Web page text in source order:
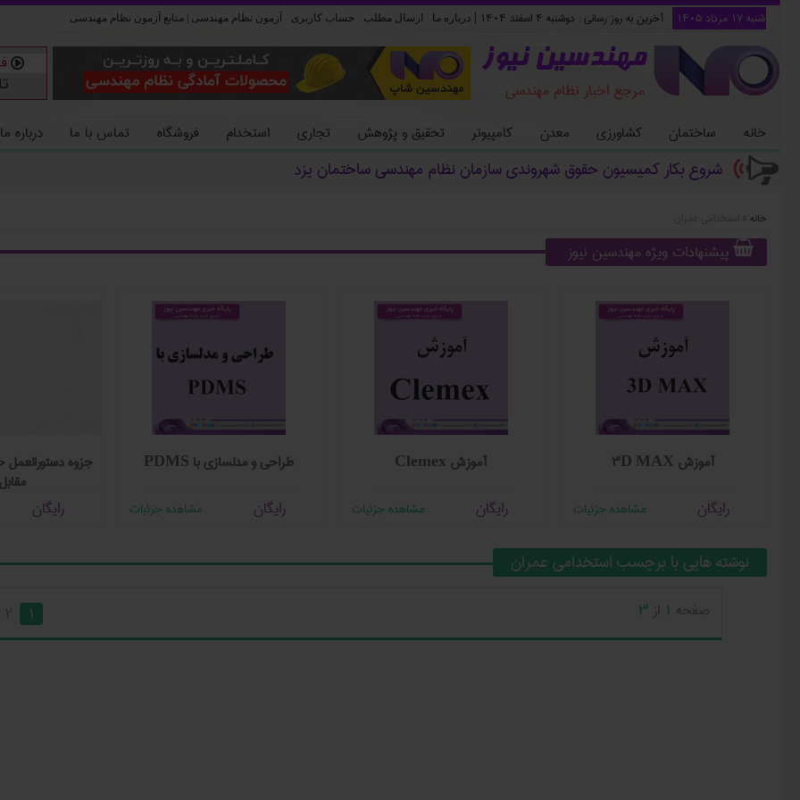
شنبه ۱۷ مرداد ۱۴۰۵ آخرین به روز رسانی : دوشنبه ۴ اسفند ۱۴۰۴ | درباره ما ارسال مطلب حساب کاربری آزمون نظام مهندسی | منابع آزمون نظام مهندسی
مهندسین نیوز
مرجع اخبار نظام مهندسی
خانه ساختمان کشاورزی معدن کامپیوتر تحقیق و پژوهش تجاری استخدام فروشگاه تماس با ما درباره ما
شروع بکار کمیسیون حقوق شهروندی سازمان نظام مهندسی ساختمان یزد
خانه
پیشنهادات ویژه مهندسین نیوز
جزوه دستورالعمل
رایگان
طراحی و مدلسازی با PDMS
رایگان مشاهده جزئیات
آموزش Clemex
رایگان مشاهده جزئیات
آموزش ۳D MAX
رایگان مشاهده جزئیات
نوشته هایی با برچسب استخدامی عمران
صفحه 1 از 3
1
2